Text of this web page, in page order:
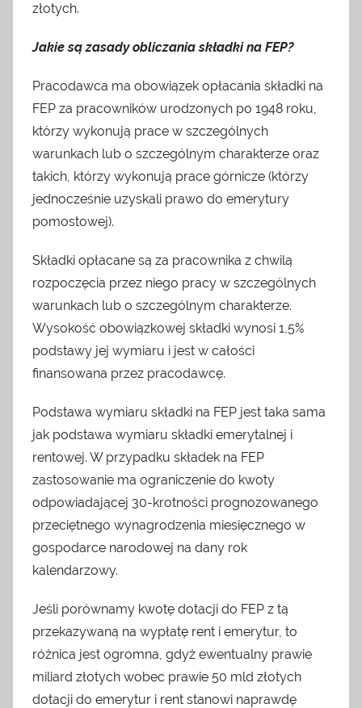
złotych.
Jakie są zasady obliczania składki na FEP?
Pracodawca ma obowiązek opłacania składki na
FEP za pracowników urodzonych po 1948 roku,
którzy wykonują prace w szczególnych
warunkach lub o szczególnym charakterze oraz
takich, którzy wykonują prace górnicze (którzy
jednocześnie uzyskali prawo do emerytury
pomostowej).
Składki opłacane są za pracownika z chwilą
rozpoczęcia przez niego pracy w szczególnych
warunkach lub o szczególnym charakterze.
Wysokość obowiązkowej składki wynosi 1,5%
podstawy jej wymiaru i jest w całości
finansowana przez pracodawcę.
Podstawa wymiaru składki na FEP jest taka sama
jak podstawa wymiaru składki emerytalnej i
rentowej. W przypadku składek na FEP
zastosowanie ma ograniczenie do kwoty
odpowiadającej 30-krotności prognozowanego
przeciętnego wynagrodzenia miesięcznego w
gospodarce narodowej na dany rok
kalendarzowy.
Jeśli porównamy kwotę dotacji do FEP z tą
przekazywaną na wypłatę rent i emerytur, to
różnica jest ogromna, gdyż ewentualny prawie
miliard złotych wobec prawie 50 mld złotych
dotacji do emerytur i rent stanowi naprawdę